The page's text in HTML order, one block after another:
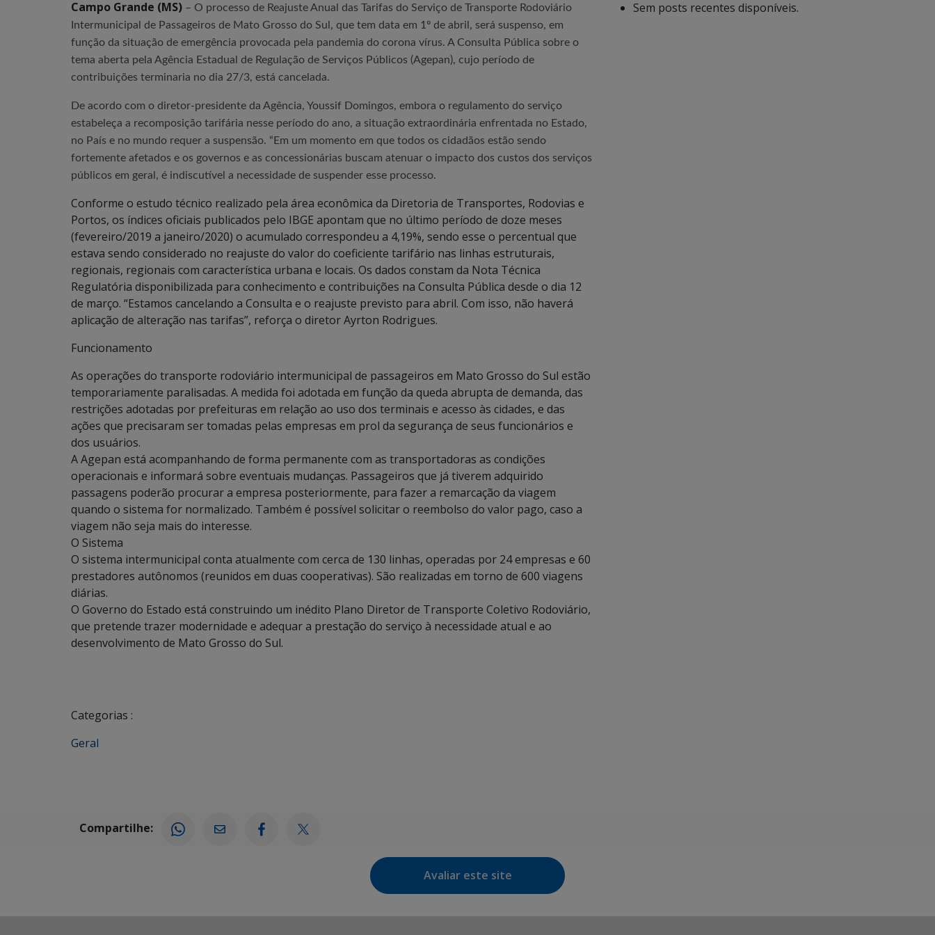
Campo Grande (MS) – O processo de Reajuste Anual das Tarifas do Serviço de Transporte Rodoviário
Intermunicipal de Passageiros de Mato Grosso do Sul, que tem data em 1º de abril, será suspenso, em
função da situação de emergência provocada pela pandemia do corona vírus. A Consulta Pública sobre o
tema aberta pela Agência Estadual de Regulação de Serviços Públicos (Agepan), cujo período de
contribuições terminaria no dia 27/3, está cancelada.
De acordo com o diretor-presidente da Agência, Youssif Domingos, embora o regulamento do serviço
estabeleça a recomposição tarifária nesse período do ano, a situação extraordinária enfrentada no Estado,
no País e no mundo requer a suspensão. “Em um momento em que todos os cidadãos estão sendo
fortemente afetados e os governos e as concessionárias buscam atenuar o impacto dos custos dos serviços
públicos em geral, é indiscutível a necessidade de suspender esse processo.
Conforme o estudo técnico realizado pela área econômica da Diretoria de Transportes, Rodovias e
Portos, os índices oficiais publicados pelo IBGE apontam que no último período de doze meses
(fevereiro/2019 a janeiro/2020) o acumulado correspondeu a 4,19%, sendo esse o percentual que
estava sendo considerado no reajuste do valor do coeficiente tarifário nas linhas estruturais,
regionais, regionais com característica urbana e locais. Os dados constam da Nota Técnica
Regulatória disponibilizada para conhecimento e contribuições na Consulta Pública desde o dia 12
de março. “Estamos cancelando a Consulta e o reajuste previsto para abril. Com isso, não haverá
aplicação de alteração nas tarifas”, reforça o diretor Ayrton Rodrigues.
Funcionamento
As operações do transporte rodoviário intermunicipal de passageiros em Mato Grosso do Sul estão
temporariamente paralisadas. A medida foi adotada em função da queda abrupta de demanda, das
restrições adotadas por prefeituras em relação ao uso dos terminais e acesso às cidades, e das
ações que precisaram ser tomadas pelas empresas em prol da segurança de seus funcionários e
dos usuários.
A Agepan está acompanhando de forma permanente com as transportadoras as condições
operacionais e informará sobre eventuais mudanças. Passageiros que já tiverem adquirido
passagens poderão procurar a empresa posteriormente, para fazer a remarcação da viagem
quando o sistema for normalizado. Também é possível solicitar o reembolso do valor pago, caso a
viagem não seja mais do interesse.
O Sistema
O sistema intermunicipal conta atualmente com cerca de 130 linhas, operadas por 24 empresas e 60
prestadores autônomos (reunidos em duas cooperativas). São realizadas em torno de 600 viagens
diárias.
O Governo do Estado está construindo um inédito Plano Diretor de Transporte Coletivo Rodoviário,
que pretende trazer modernidade e adequar a prestação do serviço à necessidade atual e ao
desenvolvimento de Mato Grosso do Sul.
Categorias :
Geral
Sem posts recentes disponíveis.
Compartilhe:
Avaliar este site